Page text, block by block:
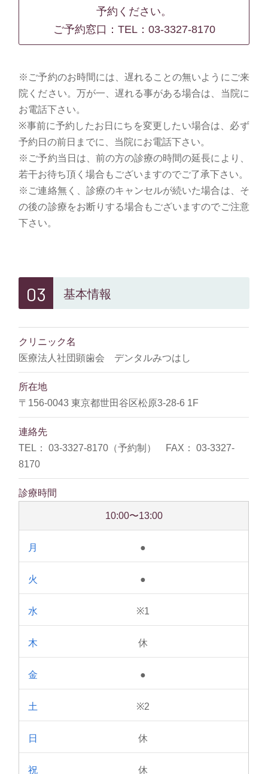
予約ください。
ご予約窓口： TEL：03-3327-8170
※ご予約のお時間には、遅れることの無いようにご来
院ください。万が一、遅れる事がある場合は、当院に
お電話下さい。
※事前に予約したお日にちを変更したい場合は、必ず
予約日の前日までに、当院にお電話下さい。
※ご予約当日は、前の方の診療の時間の延長により、
若干お待ち頂く場合もございますのでご了承下さい。
※ご連絡無く、診療のキャンセルが続いた場合は、そ
の後の診療をお断りする場合もございますのでご注意
下さい。
03 基本情報
クリニック名
医療法人社団顕歯会 デンタルみつはし
所在地
〒156-0043 東京都世田谷区松原3-28-6 1F
連絡先
TEL： 03-3327-8170（予約制） FAX： 03-3327-
8170
診療時間
10:00〜13:00
●
●
※1
休
●
※2
休
休